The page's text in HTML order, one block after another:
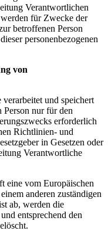
Verantwortlichen
für Zwecke der
betroffenen Person
personenbezogenen
von
und speichert
Person nur für den
erforderlich
Richtlinien- und
in Gesetzen oder
Verantwortliche
eine vom Europäischen
anderen zuständigen
ab, werden die
entsprechend den